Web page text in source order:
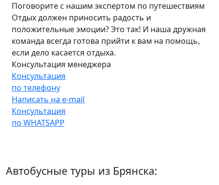
Поговорите с нашим экспертом по путешествиям
Отдых должен приносить радость и
положительные эмоции? Это так! И наша дружная
команда всегда готова прийти к вам на помощь,
если дело касается отдыха.
Консультация менеджера
Консультация
по телефону
Написать на e-mail
Консультация
по WHATSAPP
Автобусные туры из Брянска: